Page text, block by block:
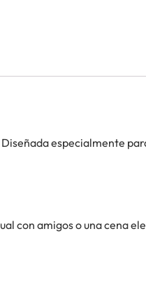
especialmente
con amigos o una cena